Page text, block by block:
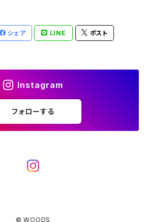
シェア LINE ポスト
Instagram
フォローする
© WOODS